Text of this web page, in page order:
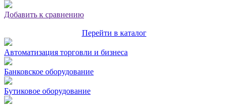
Добавить к сравнению
Перейти в каталог
Автоматизация торговли и бизнеса
Банковское оборудование
Бутиковое оборудование